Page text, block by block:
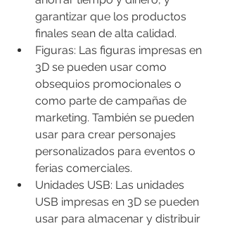
garantizar que los productos
finales sean de alta calidad.
Figuras: Las figuras impresas en
3D se pueden usar como
obsequios promocionales o
como parte de campañas de
marketing. También se pueden
usar para crear personajes
personalizados para eventos o
ferias comerciales.
Unidades USB: Las unidades
USB impresas en 3D se pueden
usar para almacenar y distribuir